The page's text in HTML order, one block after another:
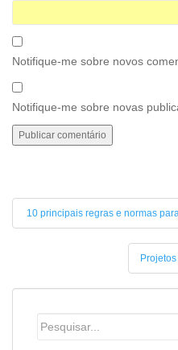
Notifique-me sobre novos
Notifique-me sobre novas
10 principais regras e normas